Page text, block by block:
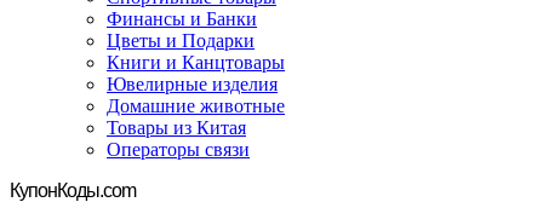
Финансы и Банки
Цветы и Подарки
Книги и Канцтовары
Ювелирные изделия
Домашние животные
Товары из Китая
Операторы связи
КупонКоды.com